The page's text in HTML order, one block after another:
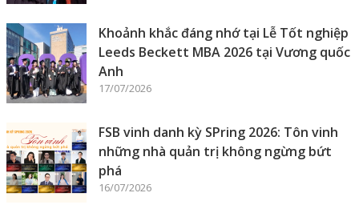
Khoảnh khắc đáng nhớ tại Lễ Tốt nghiệp
Leeds Beckett MBA 2026 tại Vương quốc
Anh
17/07/2026
FSB vinh danh kỳ SPring 2026: Tôn vinh
những nhà quản trị không ngừng bứt
phá
16/07/2026